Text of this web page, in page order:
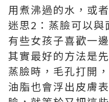
用煮沸過的水，或
迷思2：蒸臉可以與
有些女孩子喜歡一
其實最好的方法是
蒸臉時，毛孔打開
油脂也會浮出皮膚